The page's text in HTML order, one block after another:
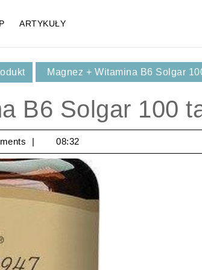
ARTYKUŁY
Magnez + Witamina B6 Solgar
B6 Solgar 100
08:32